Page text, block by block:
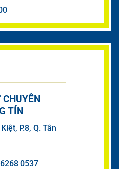
TÍN
P.8, Q. Tân
0537